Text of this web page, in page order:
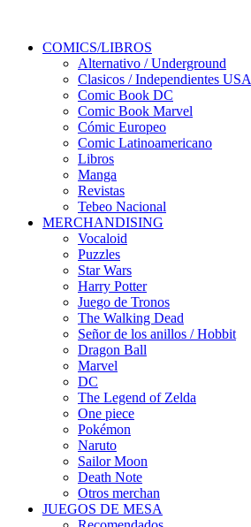
COMICS/LIBROS
Alternativo / Underground
Clasicos / Independientes USA
Comic Book DC
Comic Book Marvel
Cómic Europeo
Comic Latinoamericano
Libros
Manga
Revistas
Tebeo Nacional
MERCHANDISING
Vocaloid
Puzzles
Star Wars
Harry Potter
Juego de Tronos
The Walking Dead
Señor de los anillos / Hobbit
Dragon Ball
Marvel
DC
The Legend of Zelda
One piece
Pokémon
Naruto
Sailor Moon
Death Note
Otros merchan
JUEGOS DE MESA